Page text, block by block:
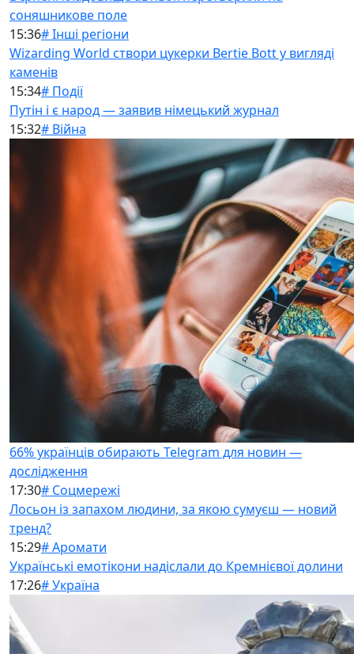
соняшникове поле
15:36# Інші регіони
Wizarding World створи цукерки Bertie Bott у вигляді
каменів
15:34# Події
Путін і є народ — заявив німецький журнал
15:32# Війна
66% українців обирають Telegram для новин —
дослідження
17:30# Соцмережі
Лосьон із запахом людини, за якою сумуєш — новий
тренд?
15:29# Аромати
Українські емотікони надіслали до Кремнієвої долини
17:26# Україна